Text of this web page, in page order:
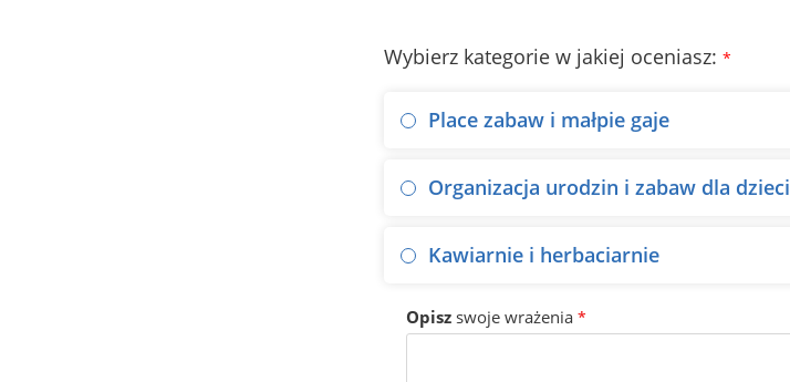
Wybierz kategorie w jakiej oceniasz: *
Place zabaw i małpie gaje
Organizacja urodzin i zabaw dla dzieci
Kawiarnie i herbaciarnie
Opisz swoje wrażenia *